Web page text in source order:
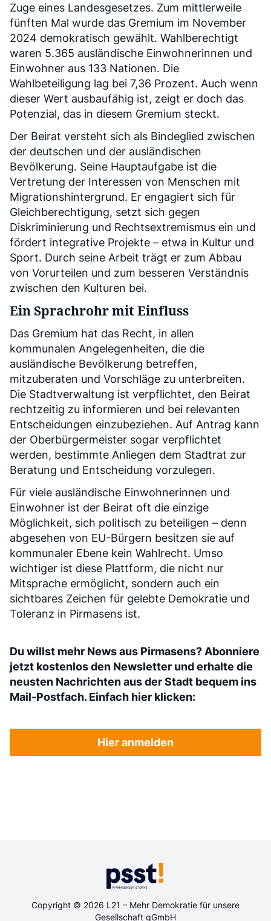
Zuge eines Landesgesetzes. Zum mittlerweile
fünften Mal wurde das Gremium im November
2024 demokratisch gewählt. Wahlberechtigt
waren 5.365 ausländische Einwohnerinnen und
Einwohner aus 133 Nationen. Die
Wahlbeteiligung lag bei 7,36 Prozent. Auch wenn
dieser Wert ausbaufähig ist, zeigt er doch das
Potenzial, das in diesem Gremium steckt.
Der Beirat versteht sich als Bindeglied zwischen
der deutschen und der ausländischen
Bevölkerung. Seine Hauptaufgabe ist die
Vertretung der Interessen von Menschen mit
Migrationshintergrund. Er engagiert sich für
Gleichberechtigung, setzt sich gegen
Diskriminierung und Rechtsextremismus ein und
fördert integrative Projekte – etwa in Kultur und
Sport. Durch seine Arbeit trägt er zum Abbau
von Vorurteilen und zum besseren Verständnis
zwischen den Kulturen bei.
Ein Sprachrohr mit Einfluss
Das Gremium hat das Recht, in allen
kommunalen Angelegenheiten, die die
ausländische Bevölkerung betreffen,
mitzuberaten und Vorschläge zu unterbreiten.
Die Stadtverwaltung ist verpflichtet, den Beirat
rechtzeitig zu informieren und bei relevanten
Entscheidungen einzubeziehen. Auf Antrag kann
der Oberbürgermeister sogar verpflichtet
werden, bestimmte Anliegen dem Stadtrat zur
Beratung und Entscheidung vorzulegen.
Für viele ausländische Einwohnerinnen und
Einwohner ist der Beirat oft die einzige
Möglichkeit, sich politisch zu beteiligen – denn
abgesehen von EU-Bürgern besitzen sie auf
kommunaler Ebene kein Wahlrecht. Umso
wichtiger ist diese Plattform, die nicht nur
Mitsprache ermöglicht, sondern auch ein
sichtbares Zeichen für gelebte Demokratie und
Toleranz in Pirmasens ist.
Du willst mehr News aus Pirmasens? Abonniere
jetzt kostenlos den Newsletter und erhalte die
neusten Nachrichten aus der Stadt bequem ins
Mail-Postfach. Einfach hier klicken:
Hier anmelden
Copyright © 2026 L21 – Mehr Demokratie für unsere
Gesellschaft gGmbH